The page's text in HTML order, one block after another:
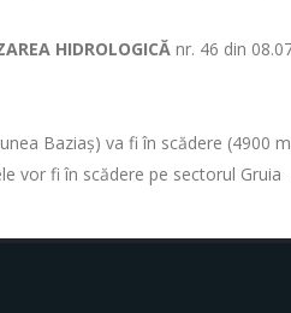
HIDROLOGICĂ nr. 46 din
Baziaş) va fi în scădere (4900
vor fi în scădere pe sectorul